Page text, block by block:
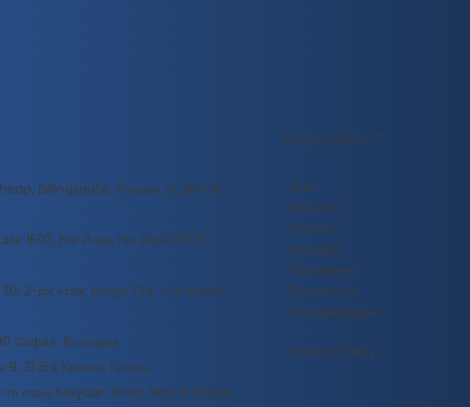
Billingsgate, Лондон, EC3M 1JP,
1503, Ню Йорк, Ню Йорк 10018,
2-ри етаж, модул 1.24, 1-ви район,
София, България
9, 31 154 Краков, Полша
етаж, Meydan Road, Nad Al Sheba,
УМЕН ИЗБОР
Дом
Относно
Контакт
Кариери
Прозрения
Експертиза
Международен
Privacy Policy